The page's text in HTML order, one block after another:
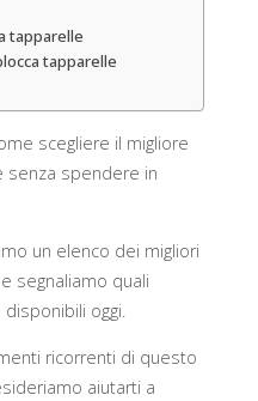
tapparelle
tapparelle
scegliere il migliore
senza spendere in
un elenco dei migliori
segnaliamo quali
oggi.
ricorrenti di questo
aiutarti a